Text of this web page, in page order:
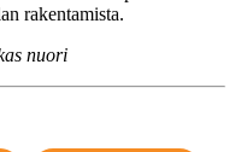
rakentamista.
nuori